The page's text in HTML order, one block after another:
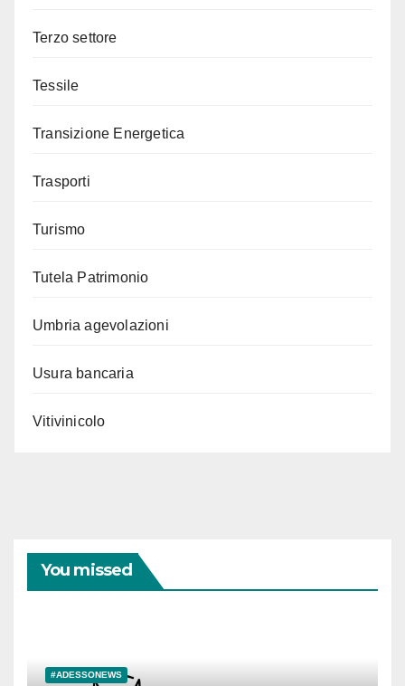
Terzo settore
Tessile
Transizione Energetica
Trasporti
Turismo
Tutela Patrimonio
Umbria agevolazioni
Usura bancaria
Vitivinicolo
You missed
#ADESSONEWS